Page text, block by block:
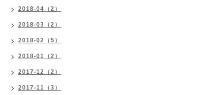
2018-04（2）
2018-03（2）
2018-02（5）
2018-01（2）
2017-12（2）
2017-11（3）